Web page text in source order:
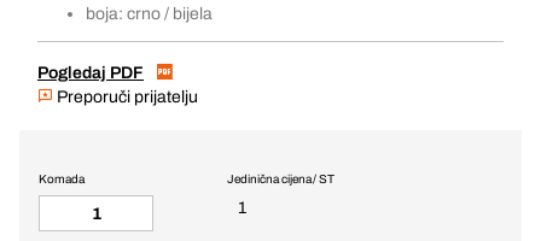
boja: crno / bijela
Pogledaj PDF
Preporuči prijatelju
Jedinična cijena / ST
1
Komada